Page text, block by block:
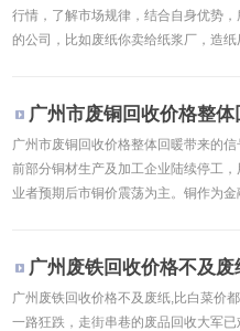
行情，了解市场规律，结合自身优势
的公司，比如废纸你卖给纸浆厂，造
广州市废铜回收价格整
广州市废铜回收价格整体回暖带来的
前部分铜材生产及加工企业陆续停工
业者预期后市铜价震荡为主。铜作为
广州废铁回收价格不及
广州废铁回收价格不及废纸,比白菜价
一路狂跌，走街串巷的废品回收大军